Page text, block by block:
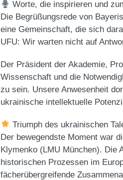
Worte, die inspirieren und
​Die Begrüßungsrede von
eine Gemeinschaft, die sich
UFU: Wir warten nicht auf
​Der Präsident der Akademie,
Wissenschaft und die
zu sein. Unsere Anwesenheit
ukrainische intellektuelle
Triumph des ukrainischen
​Der bewegendste Moment war
Klymenko (LMU München). Die
historischen Prozessen im
fächerübergreifende